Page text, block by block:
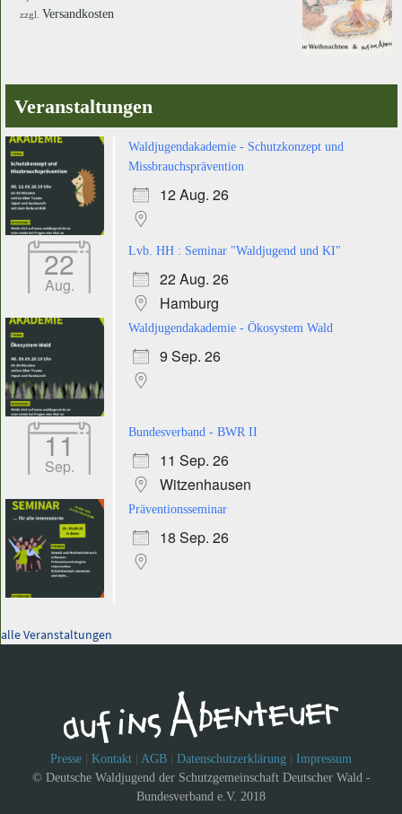
zzgl. Versandkosten
Veranstaltungen
Waldjugendakademie - Schutzkonzept und
Missbrauchsprävention
12 Aug. 26
22
Aug.
Lvb. HH : Seminar "Waldjugend und KI"
22 Aug. 26
Hamburg
Waldjugendakademie - Ökosystem Wald
9 Sep. 26
11
Sep.
Bundesverband - BWR II
11 Sep. 26
Witzenhausen
Präventionsseminar
18 Sep. 26
alle Veranstaltungen
Presse Kontakt AGB Datenschutzerklärung
Impressum
© Deutsche Waldjugend der Schutzgemeinschaft Deutscher Wald -
Bundesverband e.V. 2018